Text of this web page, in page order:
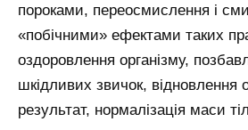
пороками, переосмислення і
«побічними» ефектами таких
оздоровлення організму,
шкідливих звичок, відновлення
результат, нормалізація маси